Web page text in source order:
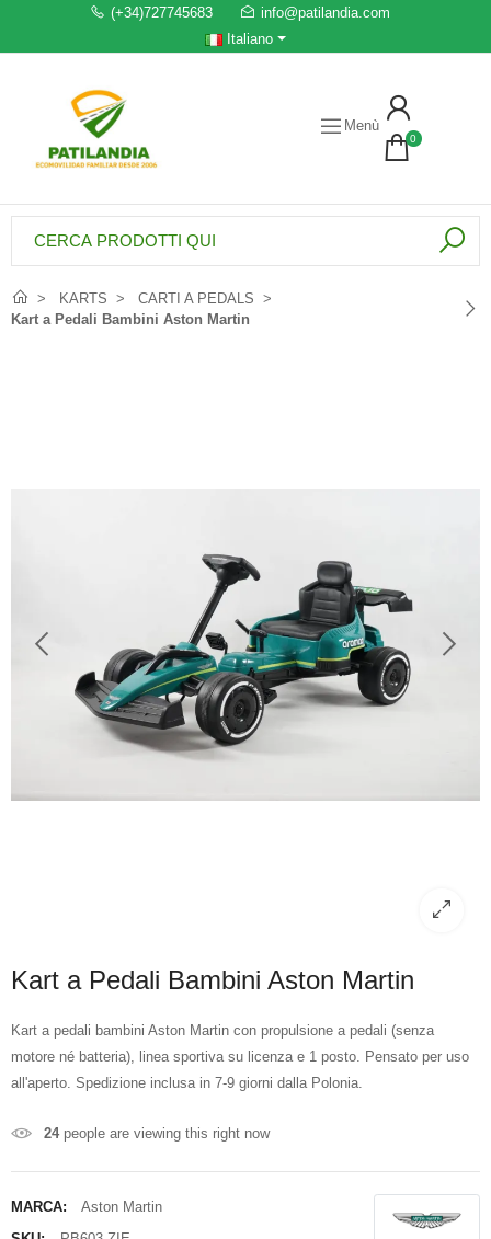
(+34)727745683
info@patilandia.com
Italiano
Menù
0
KARTS
CARTI A PEDALS
Kart a Pedali Bambini Aston Martin
Kart a Pedali Bambini Aston Martin
Kart a pedali bambini Aston Martin con propulsione a pedali (senza
motore né batteria), linea sportiva su licenza e 1 posto. Pensato per uso
all'aperto. Spedizione inclusa in 7-9 giorni dalla Polonia.
24people are viewing this right now
MARCA:
Aston Martin